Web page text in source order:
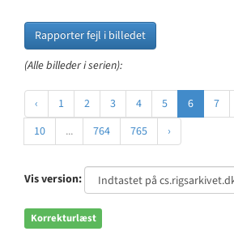
Rapporter fejl i billedet
(Alle billeder i serien):
‹ 1 2 3 4 5 6 7
10
... 764 765 ›
Vis version:
Korrekturlæst